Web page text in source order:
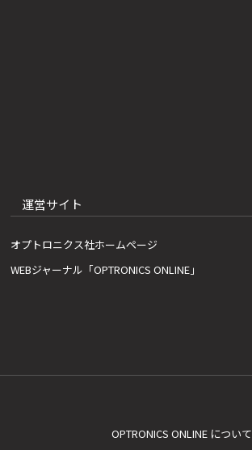
運営サイト
オプトロニクス社ホームページ
WEBジャーナル「OPTRONICS ONLINE」
OPTRONICS ONLINE について